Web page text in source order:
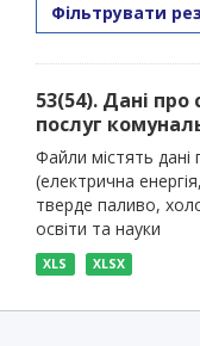
Фільтрувати
53(54). Дані
послуг
Файли містять
(електрична
тверде паливо,
освіти та науки
XLS XLSX